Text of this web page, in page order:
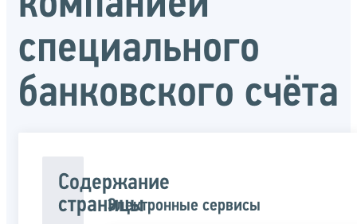
специального
банковского счёта
Содержание
страницыЭлектронные сервисы